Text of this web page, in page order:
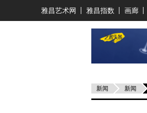
雅昌艺术网 雅昌指数 画廊
新闻 新闻